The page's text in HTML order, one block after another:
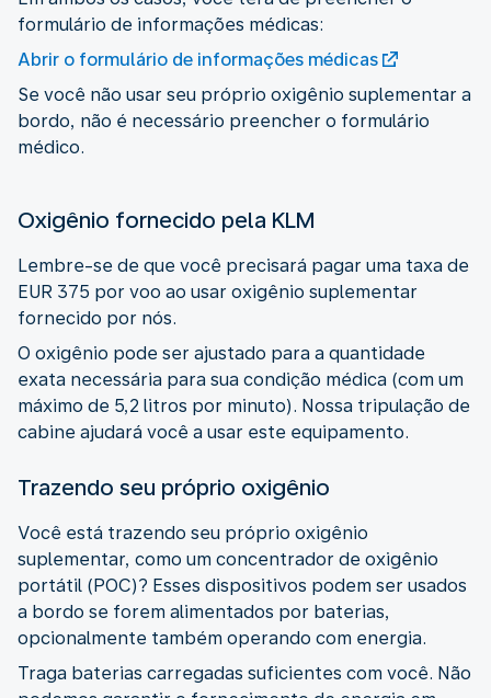
formulário de informações médicas:
Abrir o formulário de informações médicas
Se você não usar seu próprio oxigênio suplementar a
bordo, não é necessário preencher o formulário
médico.
Oxigênio fornecido pela KLM
Lembre-se de que você precisará pagar uma taxa de
EUR 375 por voo ao usar oxigênio suplementar
fornecido por nós.
O oxigênio pode ser ajustado para a quantidade
exata necessária para sua condição médica (com um
máximo de 5,2 litros por minuto). Nossa tripulação de
cabine ajudará você a usar este equipamento.
Trazendo seu próprio oxigênio
Você está trazendo seu próprio oxigênio
suplementar, como um concentrador de oxigênio
portátil (POC)? Esses dispositivos podem ser usados
a bordo se forem alimentados por baterias,
opcionalmente também operando com energia.
Traga baterias carregadas suficientes com você. Não